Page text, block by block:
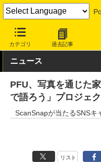
カテゴリ 過去記事
INTERNET Watch イベント
ニュース
PFU、写真を通じた
で語ろう」プロジェ
ScanSnapが当たるSNSキ
リスト